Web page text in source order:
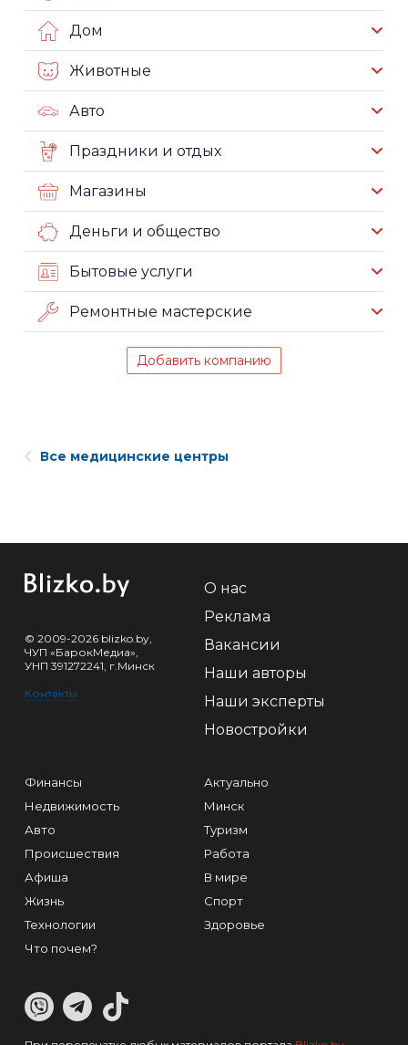
Дом
Животные
Авто
Праздники и отдых
Магазины
Деньги и общество
Бытовые услуги
Ремонтные мастерские
Добавить компанию
Все медицинские центры
© 2009-2026 blizko.by,
ЧУП «БарокМедиа»,
УНП 391272241, г.Минск
Контакты
О нас
Реклама
Вакансии
Наши авторы
Наши эксперты
Новостройки
Финансы
Недвижимость
Авто
Происшествия
Афиша
Жизнь
Технологии
Что почем?
Актуально
Минск
Туризм
Работа
В мире
Спорт
Здоровье